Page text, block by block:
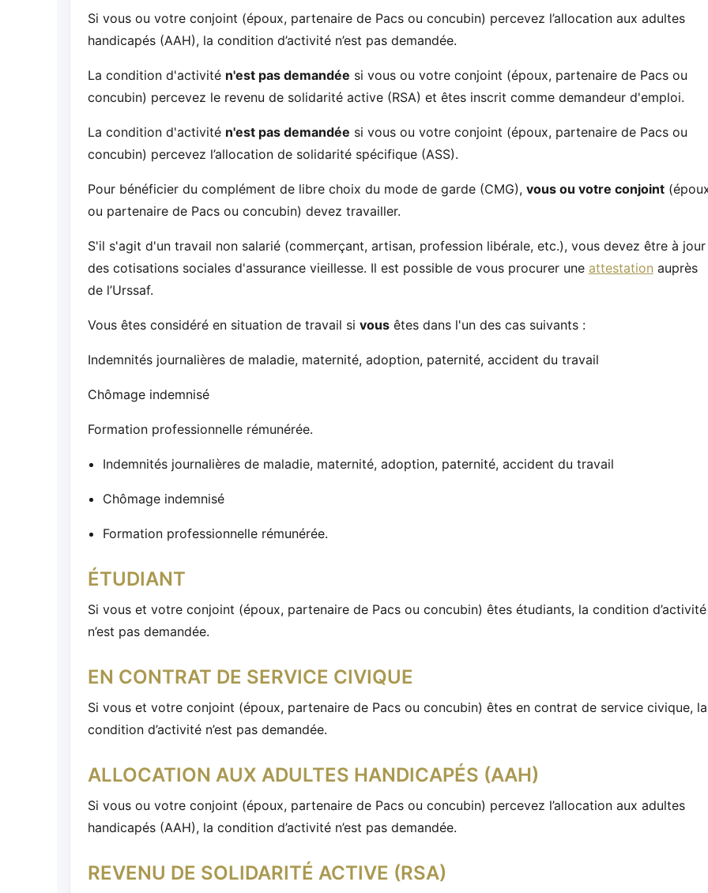
Si vous ou votre conjoint (époux, partenaire de Pacs ou concubin) percevez l’allocation aux adultes
handicapés (AAH), la condition d’activité n’est pas demandée.
La condition d'activité n'est pas demandée si vous ou votre conjoint (époux, partenaire de Pacs ou
concubin) percevez le revenu de solidarité active (RSA) et êtes inscrit comme demandeur d'emploi.
La condition d'activité n'est pas demandée si vous ou votre conjoint (époux, partenaire de Pacs ou
concubin) percevez l’allocation de solidarité spécifique (ASS).
Pour bénéficier du complément de libre choix du mode de garde (CMG), vous ou votre conjoint
ou partenaire de Pacs ou concubin) devez travailler.
S'il s'agit d'un travail non salarié (commerçant, artisan, profession libérale, etc.), vous devez être à jour
des cotisations sociales d'assurance vieillesse. Il est possible de vous procurer une attestation auprès
de l’Urssaf.
Vous êtes considéré en situation de travail si vousêtes dans l'un des cas suivants :
Indemnités journalières de maladie, maternité, adoption, paternité, accident du travail
Chômage indemnisé
Formation professionnelle rémunérée.
Indemnités journalières de maladie, maternité, adoption, paternité, accident du travail
Chômage indemnisé
Formation professionnelle rémunérée.
ÉTUDIANT
Si vous et votre conjoint (époux, partenaire de Pacs ou concubin) êtes étudiants, la condition d’activité
n’est pas demandée.
EN CONTRAT DE SERVICE CIVIQUE
Si vous et votre conjoint (époux, partenaire de Pacs ou concubin) êtes en contrat de service civique, la
condition d’activité n’est pas demandée.
ALLOCATION AUX ADULTES HANDICAPÉS (AAH)
Si vous ou votre conjoint (époux, partenaire de Pacs ou concubin) percevez l’allocation aux adultes
handicapés (AAH), la condition d’activité n’est pas demandée.
REVENU DE SOLIDARITÉ ACTIVE (RSA)